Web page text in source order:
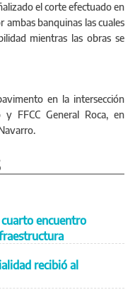
el corte efectuado en
ambas banquinas las cuales
mientras las obras se
en la intersección
FFCC General Roca, en
encuentro
recibió al